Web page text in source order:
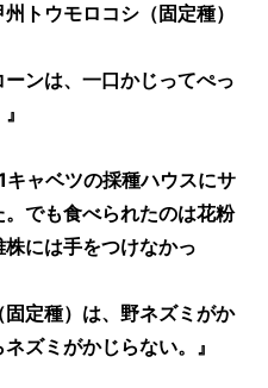
トウモロコシ（固定種）
ンは、一口かじってぺっ
キャベツの採種ハウスにサ
でも食べられたのは花粉
には手をつけなかっ
固定種）は、野ネズミがか
ズミがかじらない。』